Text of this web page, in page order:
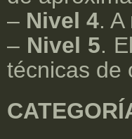
– Nivel 4.
– Nivel 5.
técnicas de